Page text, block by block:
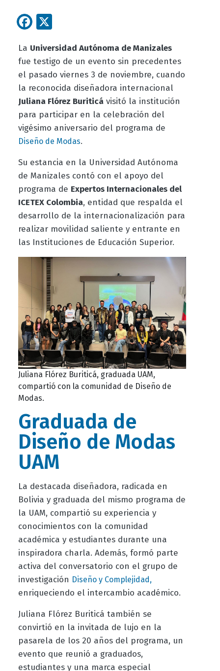
Facebook
La Universidad Autónoma de Manizales
fue testigo de un evento sin precedentes
el pasado viernes 3 de noviembre, cuando
la reconocida diseñadora internacional
Juliana Flórez Buriticávisitó la institución
para participar en la celebración del
vigésimo aniversario del programa de
Diseño de Modas.
Su estancia en la Universidad Autónoma
de Manizales contó con el apoyo del
programa de Expertos Internacionales del
ICETEX Colombia, entidad que respalda el
desarrollo de la internacionalización para
realizar movilidad saliente y entrante en
las Instituciones de Educación Superior.
Juliana Flórez Buriticá, graduada UAM,
compartió con la comunidad de Diseño de
Modas.
Graduada de
Diseño de Modas
UAM
La destacada diseñadora, radicada en
Bolivia y graduada del mismo programa de
la UAM, compartió su experiencia y
conocimientos con la comunidad
académica y estudiantes durante una
inspiradora charla. Además, formó parte
activa del conversatorio con el grupo de
investigación Diseño y Complejidad,
enriqueciendo el intercambio académico.
Juliana Flórez Buriticá también se
convirtió en la invitada de lujo en la
pasarela de los 20 años del programa, un
evento que reunió a graduados,
estudiantes y una marca especial